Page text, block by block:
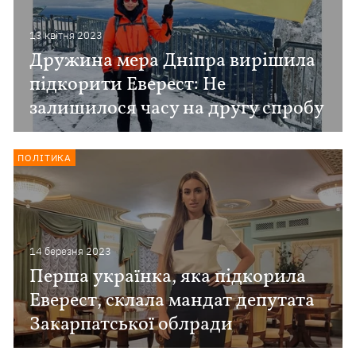
13 квiтня 2023
Дружина мера Дніпра вирішила
підкорити Еверест: Не
залишилося часу на другу спробу
14 березня 2023
Перша українка, яка підкорила
Еверест, склала мандат депутата
Закарпатської облради
ПОЛІТИКА